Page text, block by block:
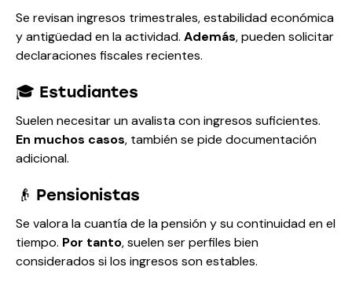
Se revisan ingresos trimestrales, estabilidad económica
y antigüedad en la actividad. Además, pueden solicitar
declaraciones fiscales recientes.
🎓 Estudiantes
Suelen necesitar un avalista con ingresos suficientes.
En muchos casos, también se pide documentación
adicional.
👴 Pensionistas
Se valora la cuantía de la pensión y su continuidad en el
tiempo. Por tanto, suelen ser perfiles bien
considerados si los ingresos son estables.